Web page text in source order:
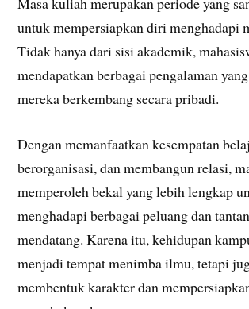
untuk mempersiapkan diri menghadapi
Tidak hanya dari sisi akademik,
mendapatkan berbagai pengalaman
mereka berkembang secara pribadi.
Dengan memanfaatkan kesempatan
berorganisasi, dan membangun relasi,
memperoleh bekal yang lebih lengkap
menghadapi berbagai peluang dan
mendatang. Karena itu, kehidupan
menjadi tempat menimba ilmu, tetapi
membentuk karakter dan